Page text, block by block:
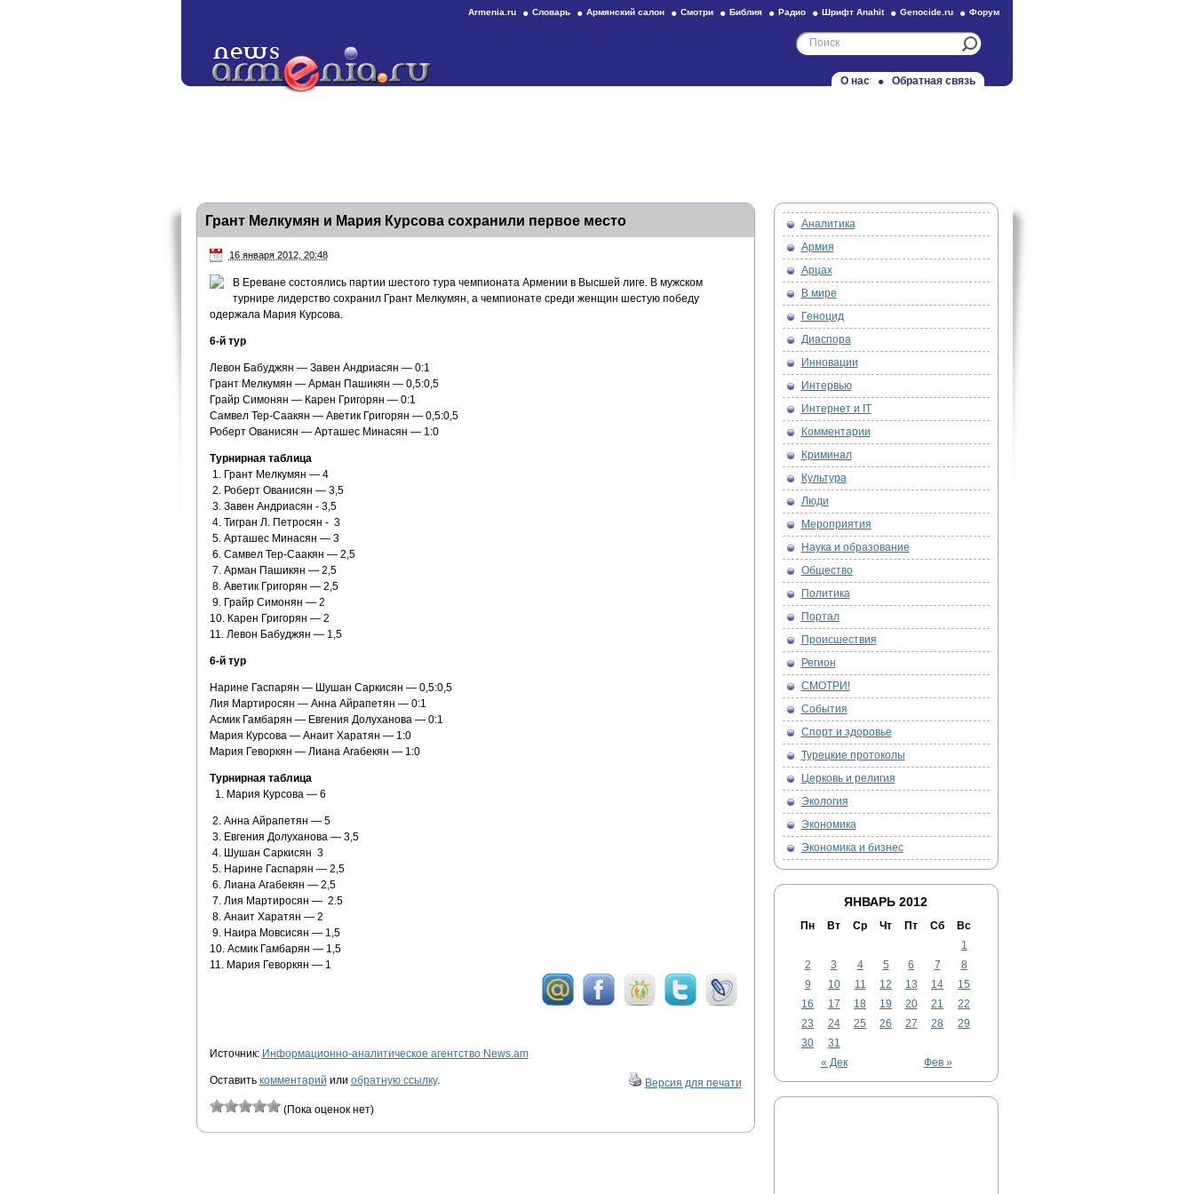
Armenia.ru Словарь Армянский салон Смотри Библия Радио Шрифт Anahit Genocide.ru Форум
О нас Обратная связь
Грант Мелкумян и Мария Курсова сохранили первое место
16 января 2012, 20:48
В Ереване состоялись партии шестого тура чемпионата Армении в Высшей лиге. В мужском
турнире лидерство сохранил Грант Мелкумян, а чемпионате среди женщин шестую победу
одержала Мария Курсова.
6-й тур
Левон Бабуджян — Завен Андриасян — 0:1
Грант Мелкумян — Арман Пашикян — 0,5:0,5
Грайр Симонян — Карен Григорян — 0:1
Самвел Тер-Саакян — Аветик Григорян — 0,5:0,5
Роберт Ованисян — Арташес Минасян — 1:0
Турнирная таблица
1. Грант Мелкумян — 4
2. Роберт Ованисян — 3,5
3. Завен Андриасян - 3,5
4. Тигран Л. Петросян - 3
5. Арташес Минасян — 3
6. Самвел Тер-Саакян — 2,5
7. Арман Пашикян — 2,5
8. Аветик Григорян — 2,5
9. Грайр Симонян — 2
10. Карен Григорян — 2
11. Левон Бабуджян — 1,5
6-й тур
Нарине Гаспарян — Шушан Саркисян — 0,5:0,5
Лия Мартиросян — Анна Айрапетян — 0:1
Асмик Гамбарян — Евгения Долуханова — 0:1
Мария Курсова — Анаит Харатян — 1:0
Мария Геворкян — Лиана Агабекян — 1:0
Турнирная таблица
1. Мария Курсова — 6
2. Анна Айрапетян — 5
3. Евгения Долуханова — 3,5
4. Шушан Саркисян 3
5. Нарине Гаспарян — 2,5
6. Лиана Агабекян — 2,5
7. Лия Мартиросян — 2.5
8. Анаит Харатян — 2
9. Наира Мовсисян — 1,5
10. Асмик Гамбарян — 1,5
11. Мария Геворкян — 1
Источник: Информационно-аналитическое агентство News.am
Оставить комментарий или обратную ссылку. Версия для печати
(Пока оценок нет)
Аналитика
Армия
Арцах
В мире
Геноцид
Диаспора
Инновации
Интервью
Интернет и IT
Комментарии
Криминал
Культура
Люди
Мероприятия
Наука и образование
Общество
Политика
Портал
Происшествия
Регион
СМОТРИ!
События
Спорт и здоровье
Турецкие протоколы
Церковь и религия
Экология
Экономика
Экономика и бизнес
ЯНВАРЬ 2012
Пн Вт Ср Чт Пт Сб Вс
« Дек Фев »
1
2
3 4 5 6 7
8
9
10 11 12 13 14
15
16
17 18 19 20 21
22
23
24 25 26 27 28
29
30
31